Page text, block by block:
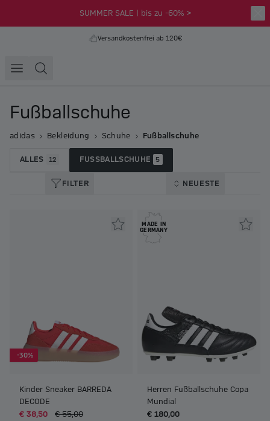
SUMMER SALE | bis zu -60% >
Versandkostenfrei ab 120€
Fußballschuhe
adidas Bekleidung Schuhe Fußballschuhe
ALLES 12 FUSSBALLSCHUHE 5
FILTER NEUESTE
-30%
Kinder Sneaker BARREDA
DECODE
€ 38,50
€ 55,00
MADE IN
GERMANY
Herren Fußballschuhe Copa
Mundial
€ 180,00